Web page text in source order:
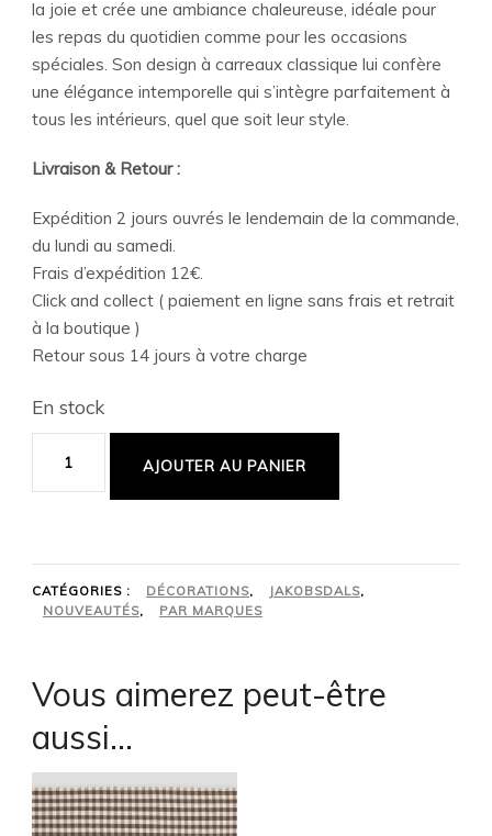
la joie et crée une ambiance chaleureuse, idéale pour
les repas du quotidien comme pour les occasions
spéciales. Son design à carreaux classique lui confère
une élégance intemporelle qui s’intègre parfaitement à
tous les intérieurs, quel que soit leur style.
Livraison & Retour :
Expédition 2 jours ouvrés le lendemain de la commande,
du lundi au samedi.
Frais d’expédition 12€.
Click and collect ( paiement en ligne sans frais et retrait
à la boutique )
Retour sous 14 jours à votre charge
En stock
AJOUTER AU PANIER
CATÉGORIES : DÉCORATIONS, JAKOBSDALS,
NOUVEAUTÉS, PAR MARQUES
Vous aimerez peut-être
aussi…